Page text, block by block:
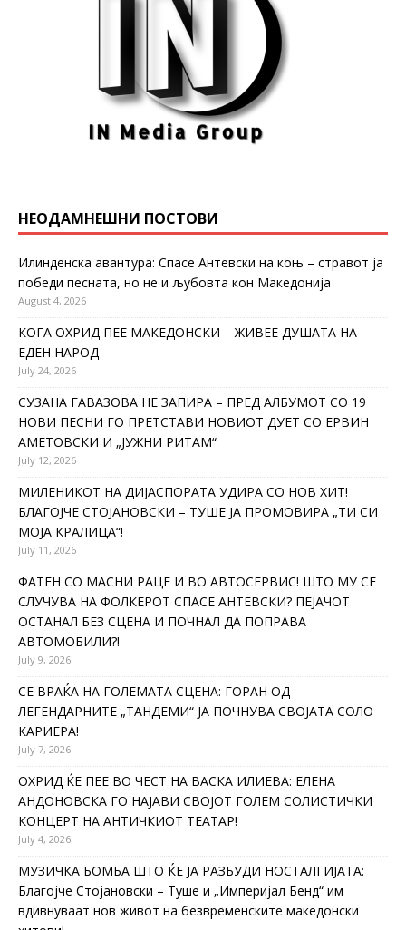
НЕОДАМНЕШНИ ПОСТОВИ
Илинденска авантура: Спасе Антевски на коњ – стравот ја
победи песната, но не и љубовта кон Македонија
August 4, 2026
КОГА ОХРИД ПЕЕ МАКЕДОНСКИ – ЖИВЕЕ ДУШАТА НА
ЕДЕН НАРОД
July 24, 2026
СУЗАНА ГАВАЗОВА НЕ ЗАПИРА – ПРЕД АЛБУМОТ СО 19
НОВИ ПЕСНИ ГО ПРЕТСТАВИ НОВИОТ ДУЕТ СО ЕРВИН
АМЕТОВСКИ И „ЈУЖНИ РИТАМ“
July 12, 2026
МИЛЕНИКОТ НА ДИЈАСПОРАТА УДИРА СО НОВ ХИТ!
БЛАГОЈЧЕ СТОЈАНОВСКИ – ТУШЕ ЈА ПРОМОВИРА „ТИ СИ
МОЈА КРАЛИЦА“!
July 11, 2026
ФАТЕН СО МАСНИ РАЦЕ И ВО АВТОСЕРВИС! ШТО МУ СЕ
СЛУЧУВА НА ФОЛКЕРОТ СПАСЕ АНТЕВСКИ? ПЕЈАЧОТ
ОСТАНАЛ БЕЗ СЦЕНА И ПОЧНАЛ ДА ПОПРАВА
АВТОМОБИЛИ?!
July 9, 2026
СЕ ВРАЌА НА ГОЛЕМАТА СЦЕНА: ГОРАН ОД
ЛЕГЕНДАРНИТЕ „ТАНДЕМИ“ ЈА ПОЧНУВА СВОЈАТА СОЛО
КАРИЕРА!
July 7, 2026
ОХРИД ЌЕ ПЕЕ ВО ЧЕСТ НА ВАСКА ИЛИЕВА: ЕЛЕНА
АНДОНОВСКА ГО НАЈАВИ СВОЈОТ ГОЛЕМ СОЛИСТИЧКИ
КОНЦЕРТ НА АНТИЧКИОТ ТЕАТАР!
July 4, 2026
МУЗИЧКА БОМБА ШТО ЌЕ ЈА РАЗБУДИ НОСТАЛГИЈАТА:
Благојче Стојановски – Туше и „Империјал Бенд“ им
вдивнуваат нов живот на безвременските македонски